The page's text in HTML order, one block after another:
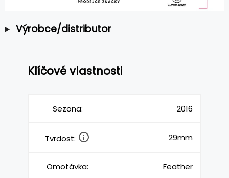
Výrobce/distributor
Klíčové vlastnosti
Sezona: 2016
Tvrdost: 29mm
Omotávka: Feather